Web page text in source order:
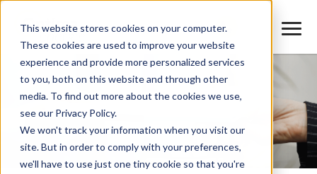
This website stores cookies on your computer.
These cookies are used to improve your website
experience and provide more personalized services
to you, both on this website and through other
media. To find out more about the cookies we use,
see our Privacy Policy.
We won't track your information when you visit our
site. But in order to comply with your preferences,
we'll have to use just one tiny cookie so that you're
contenu